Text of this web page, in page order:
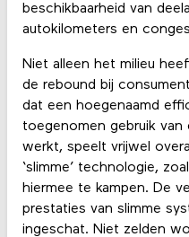
beschikbaarheid van
autokilometers en
Niet alleen het milieu
de rebound bij
dat een hoegenaamd
toegenomen gebruik
werkt, speelt vrijwel
‘slimme’ technologie,
hiermee te kampen. De
prestaties van slimme
ingeschat. Niet zelden